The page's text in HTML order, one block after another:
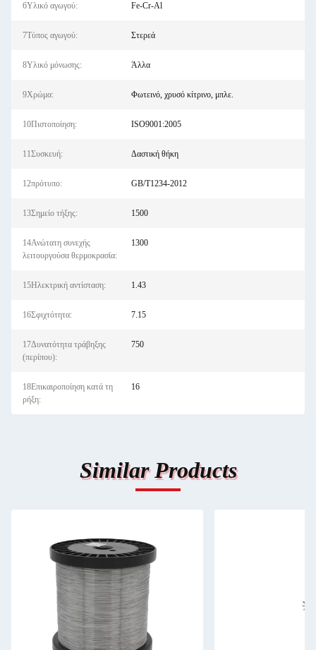
6Υλικό αγωγού: Fe-Cr-Al
7Τύπος αγωγού: Στερεά
8Υλικό μόνωσης: Άλλα
9Χρώμα: Φωτεινό, χρυσό κίτρινο, μπλε.
10Πιστοποίηση: ISO9001:2005
11Συσκευή: Δαστική θήκη
12πρότυπο: GB/T1234-2012
13Σημείο τήξης: 1500
14Ανώτατη συνεχής
λειτουργούσα θερμοκρασία:
1300
15Ηλεκτρική αντίσταση: 1.43
16Σφιχτότητα: 7.15
17Δυνατότητα τράβηξης
(περίπου):
750
18Επικαιροποίηση κατά τη
ρήξη:
16
Similar Products